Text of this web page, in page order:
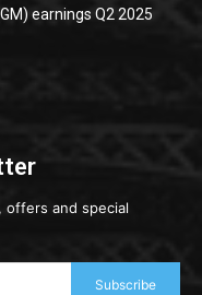
earnings Q2 2025
and special
Subscribe